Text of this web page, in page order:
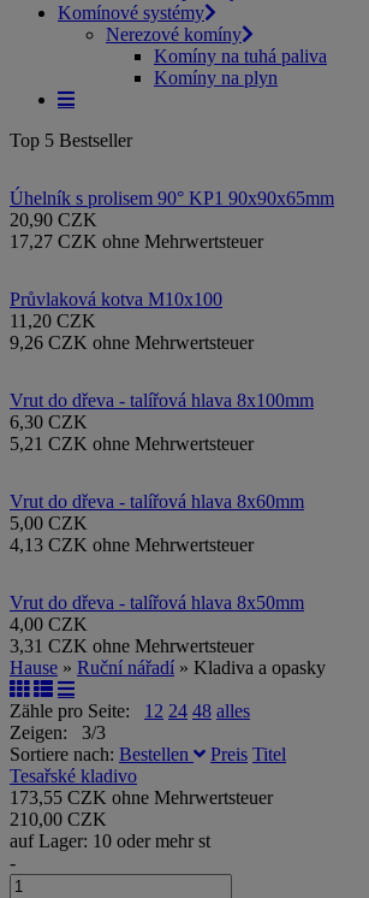
Komínové systémy
Nerezové komíny
Komíny na tuhá paliva
Komíny na plyn
Top 5 Bestseller
Úhelník s prolisem 90° KP1 90x90x65mm
20,90 CZK
17,27 CZK ohne Mehrwertsteuer
Průvlaková kotva M10x100
11,20 CZK
9,26 CZK ohne Mehrwertsteuer
Vrut do dřeva - talířová hlava 8x100mm
6,30 CZK
5,21 CZK ohne Mehrwertsteuer
Vrut do dřeva - talířová hlava 8x60mm
5,00 CZK
4,13 CZK ohne Mehrwertsteuer
Vrut do dřeva - talířová hlava 8x50mm
4,00 CZK
3,31 CZK ohne Mehrwertsteuer
Hause » Ruční nářadí » Kladiva a opasky
Zähle pro Seite: 12 24 48 alles
Zeigen: 3/3
Sortiere nach: Bestellen Preis Titel
Tesařské kladivo
173,55 CZK ohne Mehrwertsteuer
210,00 CZK
auf Lager: 10 oder mehr st
-